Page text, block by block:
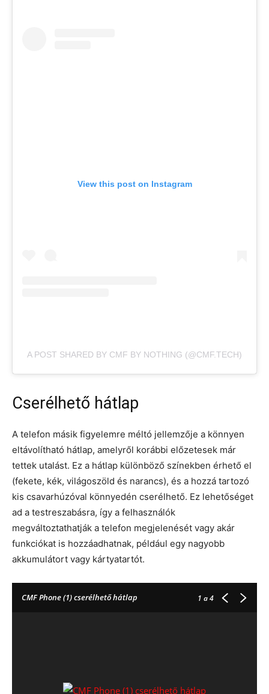
View this post on Instagram
A POST SHARED BY CMF BY NOTHING (@CMF.TECH)
Cserélhető hátlap
A telefon másik figyelemre méltó jellemzője a könnyen
eltávolítható hátlap, amelyről korábbi előzetesek már
tettek utalást. Ez a hátlap különböző színekben érhető el
(fekete, kék, világoszöld és narancs), és a hozzá tartozó
kis csavarhúzóval könnyedén cserélhető. Ez lehetőséget
ad a testreszabásra, így a felhasználók
megváltoztathatják a telefon megjelenését vagy akár
funkciókat is hozzáadhatnak, például egy nagyobb
akkumulátort vagy kártyatartót.
CMF Phone (1) cserélhető hátlap 1 a 4